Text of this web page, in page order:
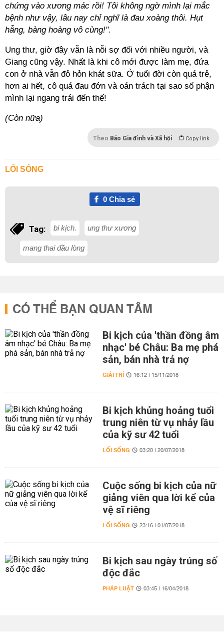
chứng vào xương mác rồi! Tôi không ngờ mình lại mắc
bệnh như vậy, lâu nay chỉ nghĩ là đau xoàng thôi. Hụt
hẫng, bàng hoàng vô cùng!".
Ung thư, giờ đây vẫn là nỗi sợ đối với nhiều người, và
Giang cũng vậy. Nhất là khi cô mới được làm mẹ, đứa
con ở nhà vẫn đỏ hỏn khát sữa. Ở tuổi đời còn quá trẻ,
hơn ai hết, cô quá đau đớn và oán trách tại sao số phận
mình lại ngang trái đến thế!
(Còn nữa)
Theo Báo Gia đình và Xã hội Copy link
LỐI SỐNG
0Chia sẻ
Tag: bi kịch. ung thư xương
mang thai đầu lòng
CÓ THỂ BẠN QUAN TÂM
Bi kịch của 'thần đồng âm
nhạc' bé Châu: Ba mẹ phá
sản, bán nhà trả nợ
GIẢI TRÍ 16:12 | 15/11/2018
Bi kịch khủng hoảng tuổi
trung niên từ vụ nhảy lầu
của kỹ sư 42 tuổi
LỐI SỐNG 03:20 | 20/07/2018
Cuộc sống bi kịch của nữ
giảng viên qua lời kể của
vệ sĩ riêng
LỐI SỐNG 23:16 | 01/07/2018
Bi kịch sau ngày trúng số
độc đắc
PHÁP LUẬT 03:45 | 16/04/2018